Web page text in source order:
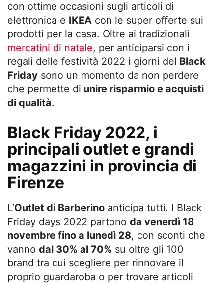
con ottime occasioni sugli articoli di
elettronica e IKEA con le super offerte sui
prodotti per la casa. Oltre ai tradizionali
mercatini di natale, per anticiparsi con i
regali delle festività 2022 i giorni del Black
Friday sono un momento da non perdere
che permette di unire risparmio e acquisti
di qualità.
Black Friday 2022, i
principali outlet e grandi
magazzini in provincia di
Firenze
L’Outlet di Barberino anticipa tutti. I Black
Friday days 2022 partono da venerdì 18
novembre fino a lunedì 28, con sconti che
vanno dal 30% al 70% su oltre gli 100
brand tra cui scegliere per rinnovare il
proprio guardaroba o per trovare articoli